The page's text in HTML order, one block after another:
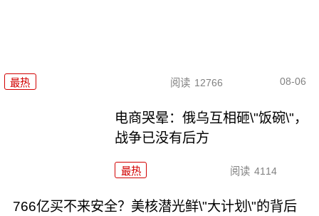
最热 阅读 12766 08-06
电商哭晕：俄乌互相砸\"饭碗\"，
战争已没有后方
最热 阅读 4114
766亿买不来安全？美核潜光鲜\"大计划\"的背后